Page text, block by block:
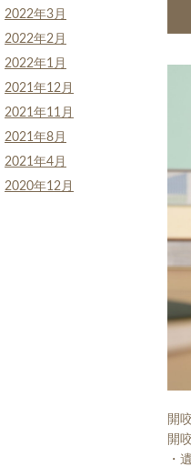
開
開
・
2022年3月
2022年2月
2022年1月
2021年12月
2021年11月
2021年8月
2021年4月
2020年12月